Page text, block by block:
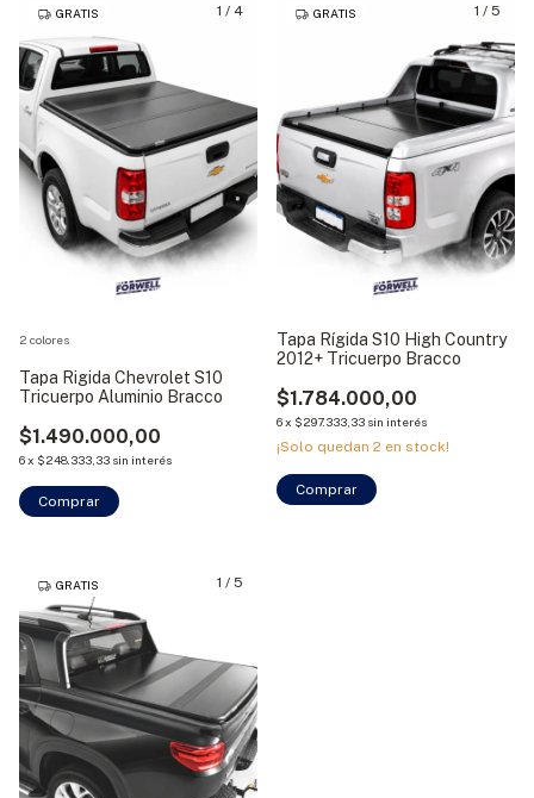
1 / 4
GRATIS
Tapa Rigida Chevrolet S10
Tricuerpo Aluminio Bracco
$1.490.000,00
6x $248.333,33 sin interés
2 colores
Comprar
1 / 5
GRATIS
Tapa Rígida S10 High Country
2012+ Tricuerpo Bracco
$1.784.000,00
6x $297.333,33 sin interés
¡Solo quedan 2 en stock!
Comprar
1 / 5
GRATIS